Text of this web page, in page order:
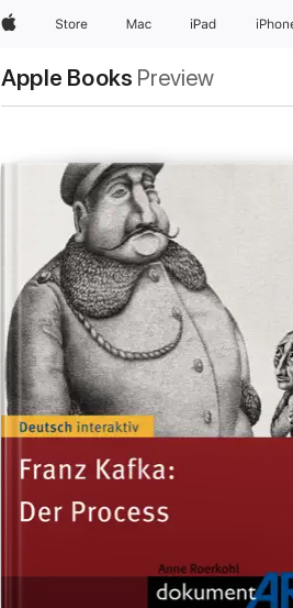
AppleStore Mac iPad
Apple Books Preview